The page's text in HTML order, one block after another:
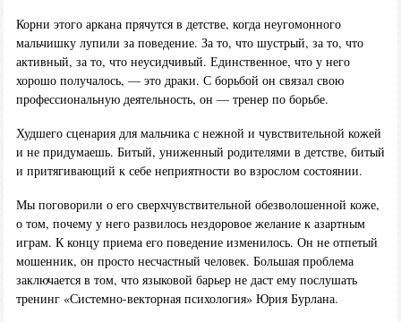
Корни этого аркана прячутся в детстве, когда неугомонного
мальчишку лупили за поведение. За то, что шустрый, за то, что
активный, за то, что неусидчивый. Единственное, что у него
хорошо получалось, — это драки. С борьбой он связал свою
профессиональную деятельность, он — тренер по борьбе.
Худшего сценария для мальчика с нежной и чувствительной кожей
и не придумаешь. Битый, униженный родителями в детстве, битый
и притягивающий к себе неприятности во взрослом состоянии.
Мы поговорили о его сверхчувствительной обезволошенной коже,
о том, почему у него развилось нездоровое желание к азартным
играм. К концу приема его поведение изменилось. Он не отпетый
мошенник, он просто несчастный человек. Большая проблема
заключается в том, что языковой барьер не даст ему послушать
тренинг «Системно-векторная психология» Юрия Бурлана.